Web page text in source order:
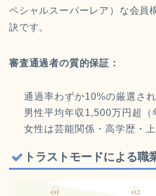
ペシャルスーパーレア）な会員
訣です。
審査通過者の質的保証：
通過率わずか10%の厳選さ
男性平均年収1,500万円超（
女性は芸能関係・高学歴・
トラストモードによる職